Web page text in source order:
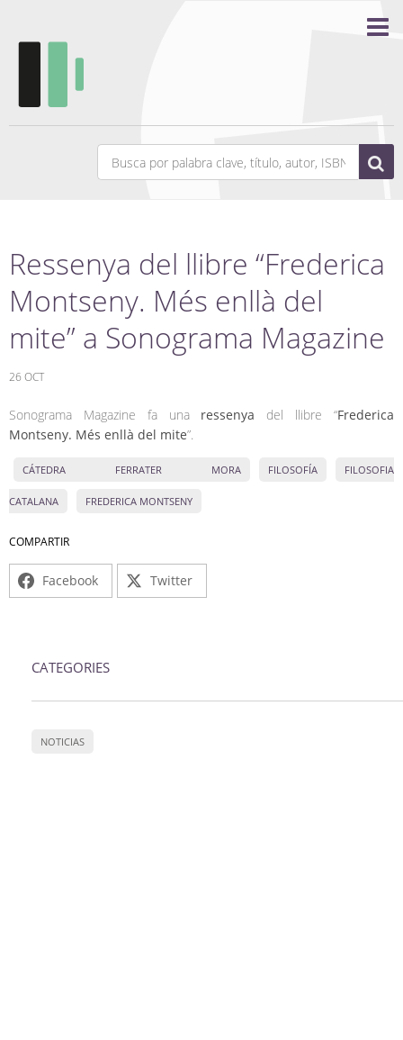
Ressenya del llibre “Frederica
Montseny. Més enllà del
mite” a Sonograma Magazine
26 OCT
Sonograma Magazine fa una ressenya del llibre “Frederica
Montseny. Més enllà del mite”.
CÁTEDRA FERRATER MORA FILOSOFÍA FILOSOFIA
CATALANA FREDERICA MONTSENY
COMPARTIR
Facebook Twitter
CATEGORIES
NOTICIAS